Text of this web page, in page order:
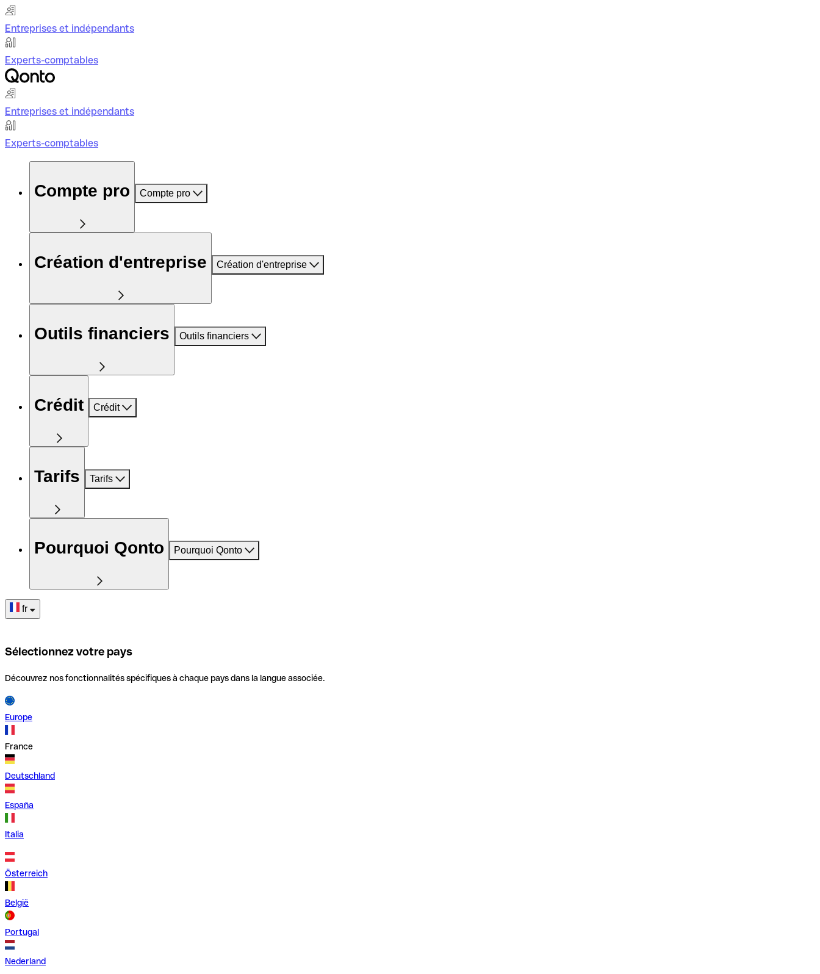
Entreprises et indépendants
Experts-comptables
Entreprises et indépendants
Experts-comptables
Compte pro Compte pro
Création d'entreprise Création d'entreprise
Outils financiers Outils financiers
Crédit Crédit
Tarifs Tarifs
Pourquoi Qonto Pourquoi Qonto
fr
Sélectionnez votre pays
Découvrez nos fonctionnalités spécifiques à chaque pays dans la langue associée.
Europe
France
Deutschland
España
Italia
Österreich
België
Portugal
Nederland